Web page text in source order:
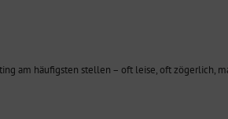
am häufigsten stellen – oft leise, oft zögerlich,